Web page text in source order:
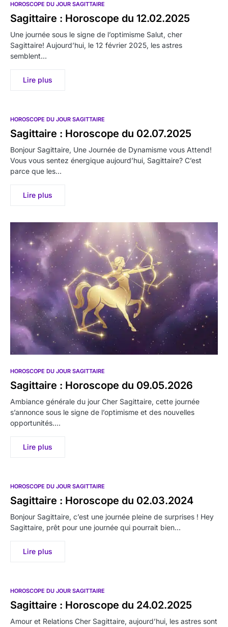
HOROSCOPE DU JOUR SAGITTAIRE
Sagittaire : Horoscope du 12.02.2025
Une journée sous le signe de l’optimisme Salut, cher
Sagittaire! Aujourd’hui, le 12 février 2025, les astres
semblent…
Lire plus
HOROSCOPE DU JOUR SAGITTAIRE
Sagittaire : Horoscope du 02.07.2025
Bonjour Sagittaire, Une Journée de Dynamisme vous Attend!
Vous vous sentez énergique aujourd’hui, Sagittaire? C’est
parce que les…
Lire plus
HOROSCOPE DU JOUR SAGITTAIRE
Sagittaire : Horoscope du 09.05.2026
Ambiance générale du jour Cher Sagittaire, cette journée
s’annonce sous le signe de l’optimisme et des nouvelles
opportunités.…
Lire plus
HOROSCOPE DU JOUR SAGITTAIRE
Sagittaire : Horoscope du 02.03.2024
Bonjour Sagittaire, c’est une journée pleine de surprises ! Hey
Sagittaire, prêt pour une journée qui pourrait bien…
Lire plus
HOROSCOPE DU JOUR SAGITTAIRE
Sagittaire : Horoscope du 24.02.2025
Amour et Relations Cher Sagittaire, aujourd’hui, les astres sont